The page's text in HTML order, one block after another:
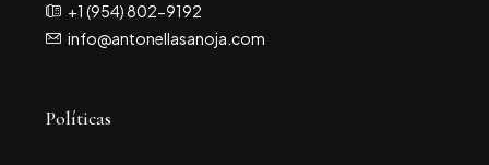
+1 (954) 802-9192
info@antonellasanoja.com
Políticas